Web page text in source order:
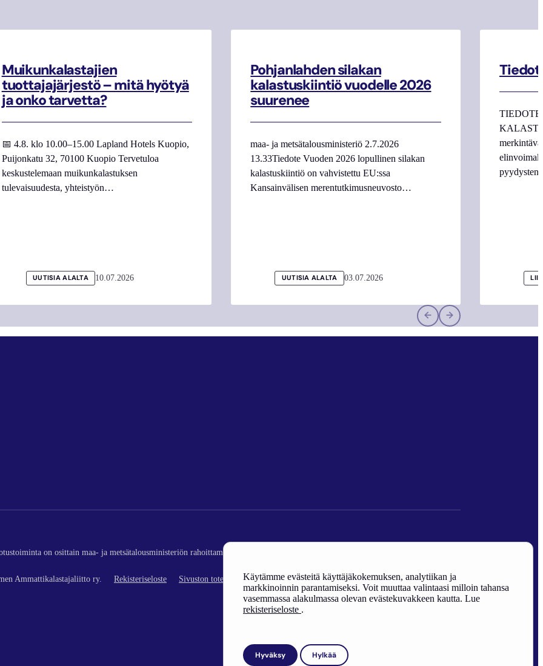
Käytämme evästeitä käyttäjäkokemuksen, analytiikan ja
markkinoinnin parantamiseksi. Voit muuttaa valintaasi milloin tahansa
vasemmassa alakulmassa olevan evästekuvakkeen kautta. Lue
rekisteriseloste .
Hyväksy Hylkää
Muikunkalastajien
tuottajajärjestö – mitä hyötyä
ja onko tarvetta?
📅 4.8. klo 10.00–15.00 Lapland Hotels Kuopio,
Puijonkatu 32, 70100 Kuopio Tervetuloa
keskustelemaan muikunkalastuksen
tulevaisuudesta, yhteistyön…
UUTISIA ALALTA 10.07.2026
Pohjanlahden silakan
kalastuskiintiö vuodelle 2026
suurenee
maa- ja metsätalousministeriö 2.7.2026
13.33Tiedote Vuoden 2026 lopullinen silakan
kalastuskiintiö on vahvistettu EU:ssa
Kansainvälisen merentutkimusneuvosto…
UUTISIA ALALTA 03.07.2026
pyydysten
on osittain maa- ja metsätalousministeriön rahoittamaa (kalatalouden edistäminen).
Ammattikalastajaliitto ry. Rekisteriseloste Sivuston toteutus